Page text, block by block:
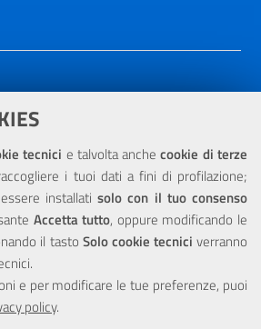
tecnici e talvolta anchecookie di terze
i tuoi dati a fini di profilazione;
installatisolo con il tuo consenso
Accetta tutto, oppure modificando le
il tasto Solo cookie tecnici verranno
e per modificare le tue preferenze, puoi
policy.
la partecipazione finanziaria dell'Unione
POR Sicilia 2000/2006 Misura 6.05 -